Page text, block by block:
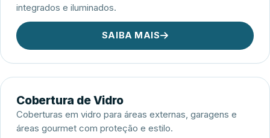
integrados e iluminados.
SAIBA MAIS
Cobertura de Vidro
Coberturas em vidro para áreas externas, garagens e
áreas gourmet com proteção e estilo.